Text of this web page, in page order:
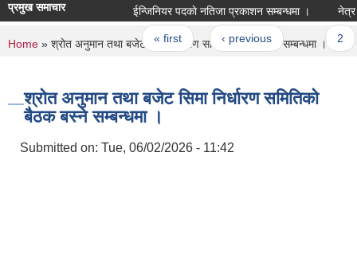
प्रमुख समाचार ईन्जिनियर पदकाे नतिजा प्रकाशन सम्बन्धमा । नेत्र
Pages
« first ‹ previous … 2
You are here
Home » श्रोत अनुमान तथा बजेट सिमा निर्धारण समितिको बैठक बस्ने सम्बन्धमा ।
श्रोत अनुमान तथा बजेट सिमा निर्धारण समितिको
बैठक बस्ने सम्बन्धमा ।
Submitted on: Tue, 06/02/2026 - 11:42